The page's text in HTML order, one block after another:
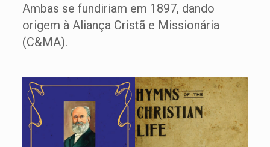
Ambas se fundiriam em 1897, dando
origem à Aliança Cristã e Missionária
(C&MA).